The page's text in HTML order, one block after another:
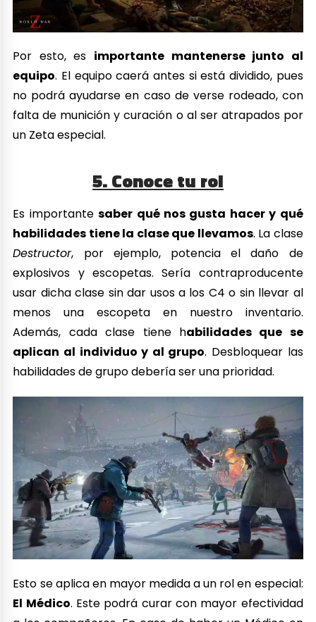
Por esto, es importante mantenerse junto al
equipo. El equipo caerá antes si está dividido, pues
no podrá ayudarse en caso de verse rodeado, con
falta de munición y curación o al ser atrapados por
un Zeta especial.
5. Conoce tu rol
Es importantesaber qué nos gusta hacer y qué
habilidades tiene la clase que llevamos. La clase
Destructor, por ejemplo, potencia el daño de
explosivos y escopetas. Sería contraproducente
usar dicha clase sin dar usos a los C4 o sin llevar al
menos una escopeta en nuestro inventario.
Además, cada clase tiene habilidades que se
aplican al individuo y al grupo. Desbloquear las
habilidades de grupo debería ser una prioridad.
Esto se aplica en mayor medida a un rol en especial:
El Médico. Este podrá curar con mayor efectividad